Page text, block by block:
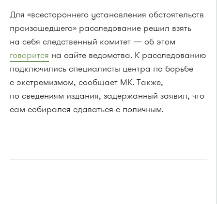
Для «всестороннего установления обстоятельств
произошедшего» расследование решил взять
на себя следственный комитет — об этом
говорится на сайте ведомства. К расследованию
подключились специалисты центра по борьбе
с экстремизмом, сообщает МК. Также,
по сведениям издания, задержанный заявил, что
сам собирался сдаваться с поличным.